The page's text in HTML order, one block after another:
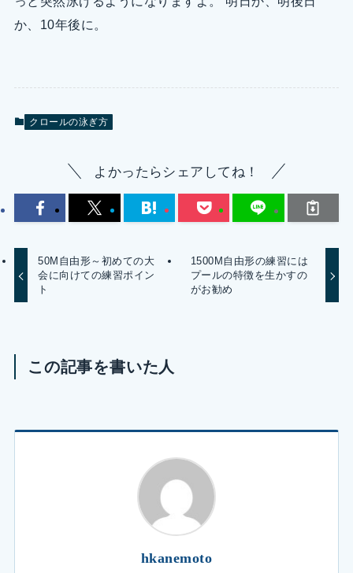
か、10年後に。
クロールの泳ぎ方
よかったらシェアしてね！
50M自由形～初めての大
会に向けての練習ポイン
ト
1500M自由形の練習には
プールの特徴を生かすの
がお勧め
この記事を書いた人
hkanemoto